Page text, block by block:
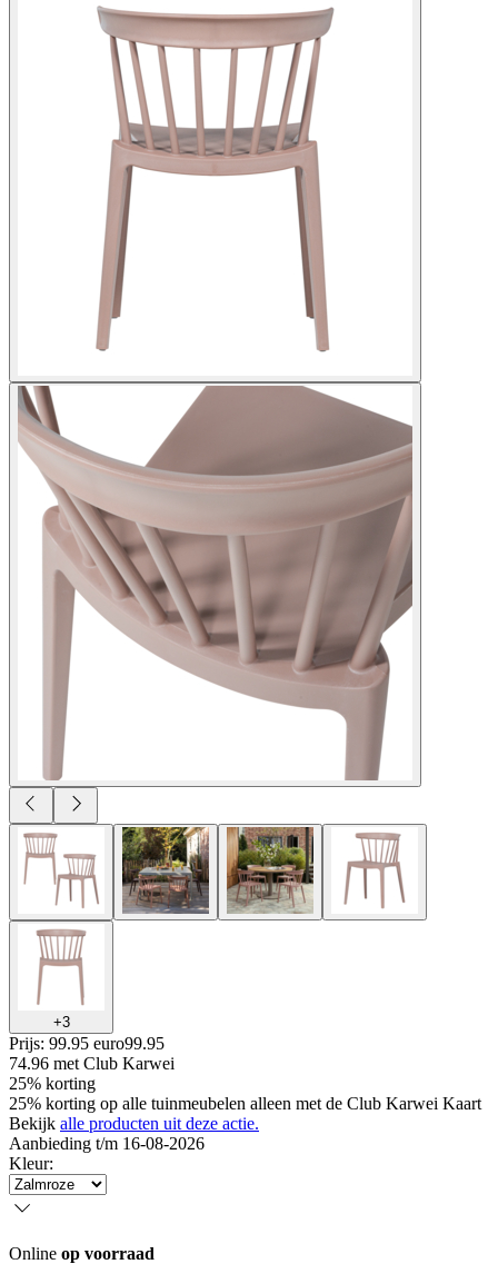
+3
Prijs: 99.95 euro99.95
74.96 met Club Karwei
25% korting
25% korting op alle tuinmeubelen alleen met de Club Karwei Kaart
Bekijk alle producten uit deze actie.
Aanbieding t/m 16-08-2026
Kleur:
Online op voorraad